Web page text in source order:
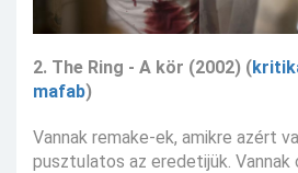
2. The Ring - A kör (2002) (
mafab)
Vannak remake-ek, amikre azért
pusztulatos az eredetijük. Vannak